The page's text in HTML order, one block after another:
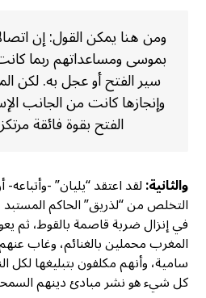
ومن هنا يمكن القول: إن
بموسى ومساعداتهم ربما
سير الفتح أو عجل به. لكن
وإنجازها كانت من الجانب
الفتح بقوة فائقة
والثانية:لقد اعتقد “يليان” -
التخلص من “لذريق” الحاكم المستبد
في إنزال ضربة قاصمة بالقوط، ثم
المغرب محملين بالغنائم، وغاب
سامية، وأنهم مكلفون بتبليغها
كل شيء هو نشر مبادئ دينهم